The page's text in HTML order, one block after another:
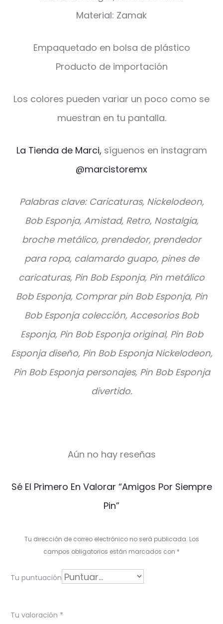
Material: Zamak
Empaquetado en bolsa de plástico
Producto de importación
Los colores pueden variar un poco como se
muestran en tu pantalla.
La Tienda de Marci, síguenos en instagram
@marcistoremx
Palabras clave: Caricaturas, Nickelodeon,
Bob Esponja, Amistad, Retro, Nostalgia,
broche metálico, prendedor, prendedor
para ropa, calamardo guapo, pines de
caricaturas, Pin Bob Esponja, Pin metálico
Bob Esponja, Comprar pin Bob Esponja, Pin
Bob Esponja colección, Accesorios Bob
Esponja, Pin Bob Esponja original, Pin Bob
Esponja diseño, Pin Bob Esponja Nickelodeon,
Pin Bob Esponja personajes, Pin Bob Esponja
divertido.
V
a
c
Aún no hay reseñas
Sé El Primero En Valorar “Amigos Por Siempre
Pin”
Tu dirección de correo electrónico no será publicada. Los
campos obligatorios están marcados con *
Tu puntuación
Tu valoración *